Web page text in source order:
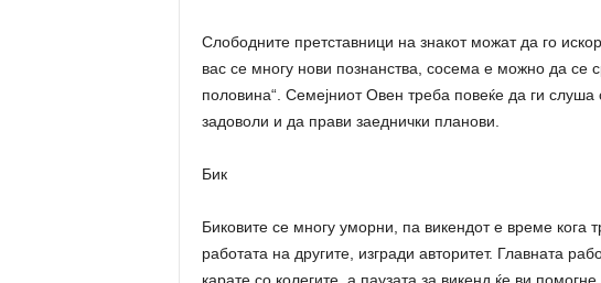
Слободните претставници на знакот можат да го
вас се многу нови познанства, сосема е можно да се
половина“. Семејниот Овен треба повеќе да ги
задоволи и да прави заеднички планови.
Бик
Биковите се многу уморни, па викендот е време кога
работата на другите, изгради авторитет. Главната